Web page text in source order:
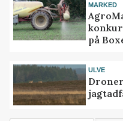
MARKED
på
ULVE